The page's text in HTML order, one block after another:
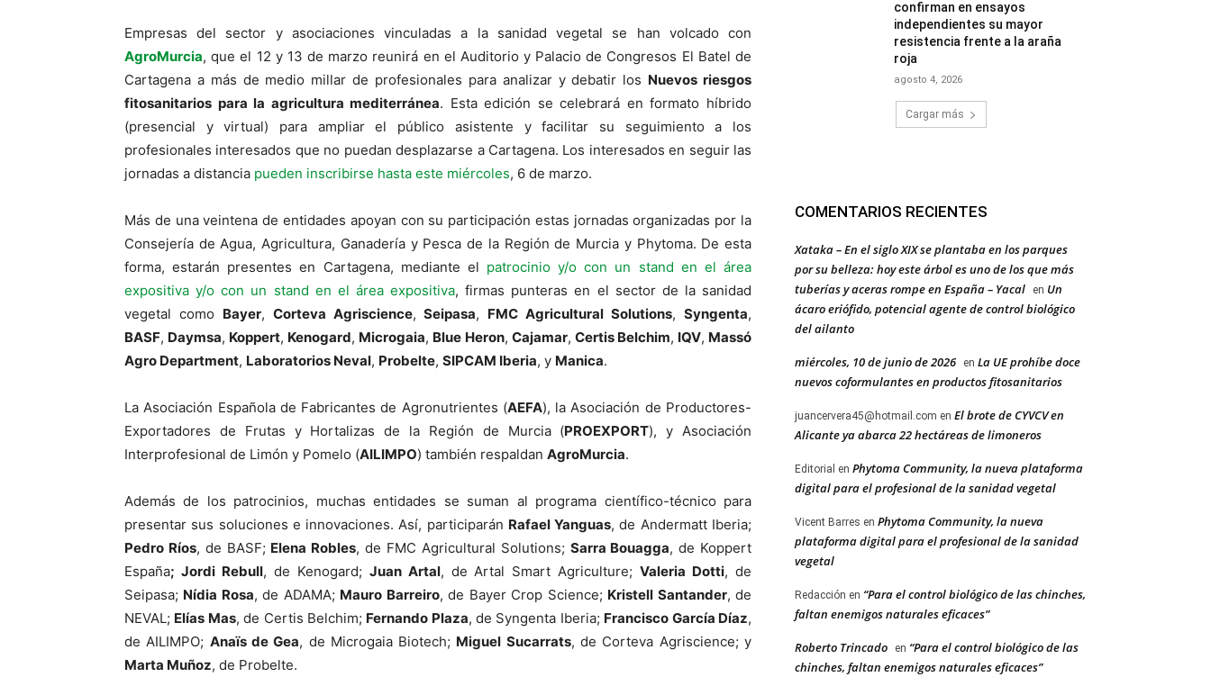
Empresas del sector y asociaciones vinculadas a la sanidad vegetal se han volcado con
AgroMurcia, que el 12 y 13 de marzo reunirá en el Auditorio y Palacio de Congresos El Batel de
Cartagena a más de medio millar de profesionales para analizar y debatir los Nuevos riesgos
fitosanitarios para la agricultura mediterránea. Esta edición se celebrará en formato híbrido
(presencial y virtual) para ampliar el público asistente y facilitar su seguimiento a los
profesionales interesados que no puedan desplazarse a Cartagena. Los interesados en seguir las
jornadas a distancia pueden inscribirse hasta este miércoles, 6 de marzo.
Más de una veintena de entidades apoyan con su participación estas jornadas organizadas por la
Consejería de Agua, Agricultura, Ganadería y Pesca de la Región de Murcia y Phytoma. De esta
forma, estarán presentes en Cartagena, mediante el patrocinio y/o con un stand en el área
expositiva y/o con un stand en el área expositiva, firmas punteras en el sector de la sanidad
vegetal como Bayer, Corteva Agriscience, Seipasa, FMC Agricultural Solutions, Syngenta,
BASF, Daymsa, Koppert, Kenogard, Microgaia, Blue Heron, Cajamar, Certis Belchim, IQV, Massó
Agro Department, Laboratorios Neval, Probelte, SIPCAM Iberia, y Manica.
La Asociación Española de Fabricantes de Agronutrientes (AEFA), la Asociación de Productores-
Exportadores de Frutas y Hortalizas de la Región de Murcia (PROEXPORT), y Asociación
Interprofesional de Limón y Pomelo (AILIMPO) también respaldan AgroMurcia.
Además de los patrocinios, muchas entidades se suman al programa científico-técnico para
presentar sus soluciones e innovaciones. Así, participarán Rafael Yanguas, de Andermatt Iberia;
Pedro Ríos, de BASF; Elena Robles, de FMC Agricultural Solutions; Sarra Bouagga, de Koppert
España; Jordi Rebull, de Kenogard; Juan Artal, de Artal Smart Agriculture;Valeria Dotti, de
Seipasa; Nídia Rosa, de ADAMA; Mauro Barreiro, de Bayer Crop Science; Kristell Santander, de
NEVAL; Elías Mas, de Certis Belchim; Fernando Plaza, de Syngenta Iberia; Francisco García Díaz,
de AILIMPO; Anaïs de Gea, de Microgaia Biotech; Miguel Sucarrats, de Corteva Agriscience; y
Marta Muñoz, de Probelte.
confirman en ensayos
independientes su mayor
resistencia frente a la araña
roja
agosto 4, 2026
Cargar más
COMENTARIOS RECIENTES
Xataka – En el siglo XIX se plantaba en los parques
por su belleza: hoy este árbol es uno de los que más
tuberías y aceras rompe en España – Yacal
en Un
ácaro eriófido, potencial agente de control biológico
del ailanto
miércoles, 10 de junio de 2026 en La UE prohíbe doce
nuevos coformulantes en productos fitosanitarios
juancervera45@hotmail.com en El brote de CYVCV en
Alicante ya abarca 22 hectáreas de limoneros
Editorial en Phytoma Community, la nueva plataforma
digital para el profesional de la sanidad vegetal
Vicent Barres en Phytoma Community, la nueva
plataforma digital para el profesional de la sanidad
vegetal
Redacción en “Para el control biológico de las chinches,
faltan enemigos naturales eficaces”
Roberto Trincado en “Para el control biológico de las
chinches, faltan enemigos naturales eficaces”